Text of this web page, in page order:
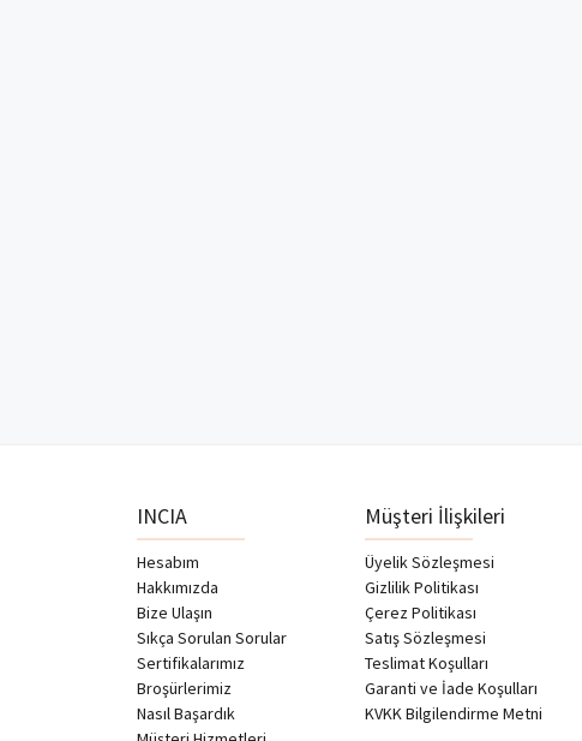
INCIA
Hesabım
Hakkımızda
Bize Ulaşın
Sıkça Sorulan Sorular
Sertifikalarımız
Broşürlerimiz
Nasıl Başardık
Müşteri İlişkileri
Üyelik Sözleşmesi
Gizlilik Politikası
Çerez Politikası
Satış Sözleşmesi
Teslimat Koşulları
Garanti ve İade Koşulları
KVKK Bilgilendirme Metni